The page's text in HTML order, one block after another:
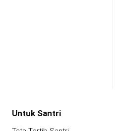
Untuk Santri